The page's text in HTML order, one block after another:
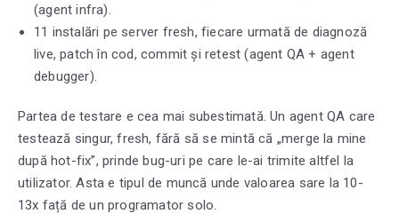
(agent infra).
11 instalări pe server fresh, fiecare urmată de diagnoză
live, patch în cod, commit și retest (agent QA + agent
debugger).
Partea de testare e cea mai subestimată. Un agent QA care
testează singur, fresh, fără să se mintă că „merge la mine
după hot-fix”, prinde bug-uri pe care le-ai trimite altfel la
utilizator. Asta e tipul de muncă unde valoarea sare la 10-
13x față de un programator solo.